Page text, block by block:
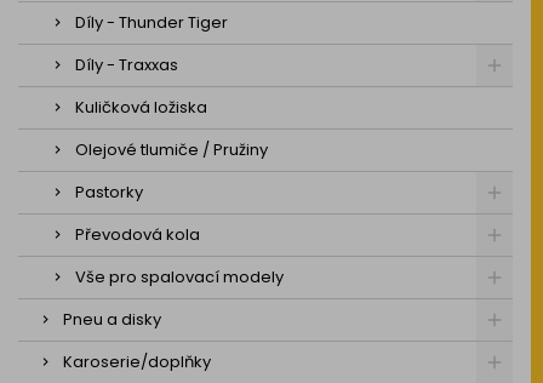
Díly - Thunder Tiger
Díly - Traxxas
Kuličková ložiska
Olejové tlumiče / Pružiny
Pastorky
Převodová kola
Vše pro spalovací modely
Pneu a disky
Karoserie/doplňky